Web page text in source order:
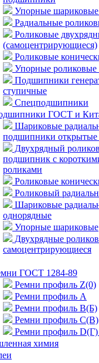
Упорные
Радиальные
Роликовые
(самоцентрирующиеся)
Роликовые
Упорные
Подшипники
ступичные
Спецподшипники
ГОСТ и
Шариковые
подшипники открытые
Двухрядный
подшипник с
роликами
Роликовые
Роликовый
Шариковые
однорядные
Упорные шариковые
Двухрядные
самоцентрирующиеся
ГОСТ 1284-89
Ремни профиль Z(0)
Ремни профиль А
Ремни профиль В(Б)
Ремни профиль С(В)
Ремни профиль
химия